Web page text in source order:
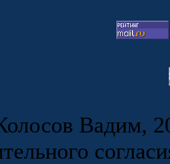
Вадим,